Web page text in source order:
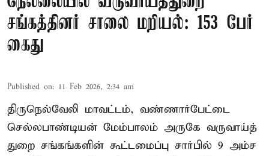
சங்கத்தினர் சாலை மறியல்: 153 பேர்
கைது
Published on: 11 Feb 2026, 2:34 am
திருநெல்வேலி மாவட்டம், வண்ணார்பேட்டை
செல்லபாண்டியன் மேம்பாலம் அருகே வருவாய்த்
துறை சங்கங்களின் கூட்டமைப்பு சார்பில் 9 அம்ச